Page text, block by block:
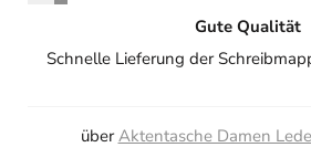
Gute Qualität
Schnelle Lieferung der
Aktentasche Damen